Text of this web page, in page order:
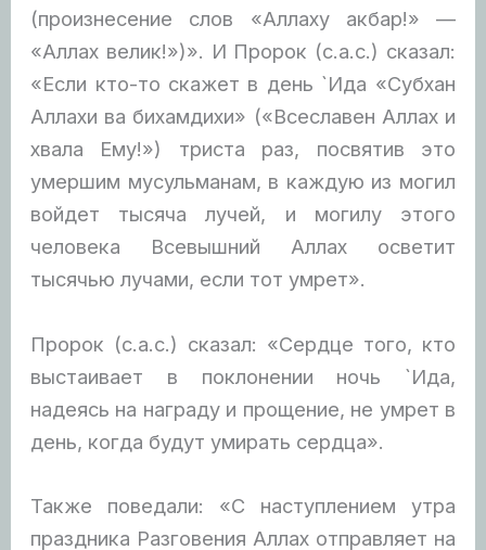
(произнесение слов «Аллаху акбар!» —
«Аллах велик!»)». И Пророк (с.а.с.) сказал:
«Если кто-то скажет в день `Ида «Субхан
Аллахи ва бихамдихи» («Всеславен Аллах и
хвала Ему!») триста раз, посвятив это
умершим мусульманам, в каждую из могил
войдет тысяча лучей, и могилу этого
человека Всевышний Аллах осветит
тысячью лучами, если тот умрет».
Пророк (с.а.с.) сказал: «Сердце того, кто
выстаивает в поклонении ночь `Ида,
надеясь на награду и прощение, не умрет в
день, когда будут умирать сердца».
Также поведали: «С наступлением утра
праздника Разговения Аллах отправляет на